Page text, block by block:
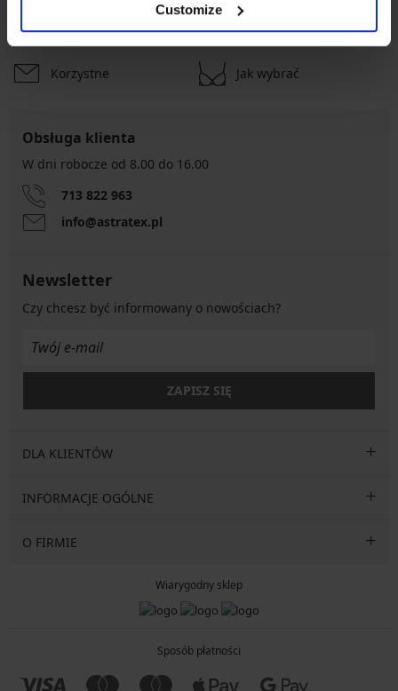
Customize
8% zwrotu z zakupów
Darmowa wymiana i
Korzystne Jak wybrać
Obsługa klienta
W dni robocze od 8.00 do 16.00
713 822 963
info@astratex.pl
Newsletter
Czy chcesz być informowany o nowościach?
ZAPISZ SIĘ
DLA KLIENTÓW
INFORMACJE OGÓLNE
O FIRMIE
Wiarygodny sklep
Sposób płatności